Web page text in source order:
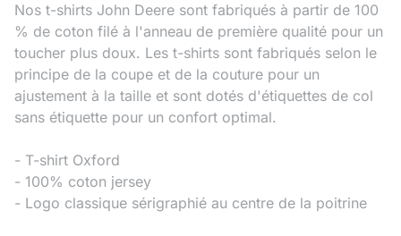
Nos t-shirts John Deere sont fabriqués à partir de 100
% de coton filé à l'anneau de première qualité pour un
toucher plus doux. Les t-shirts sont fabriqués selon le
principe de la coupe et de la couture pour un
ajustement à la taille et sont dotés d'étiquettes de col
sans étiquette pour un confort optimal.
- T-shirt Oxford
- 100% coton jersey
- Logo classique sérigraphié au centre de la poitrine